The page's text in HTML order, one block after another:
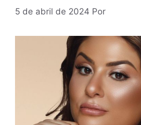
5 de abril de 2024 Por